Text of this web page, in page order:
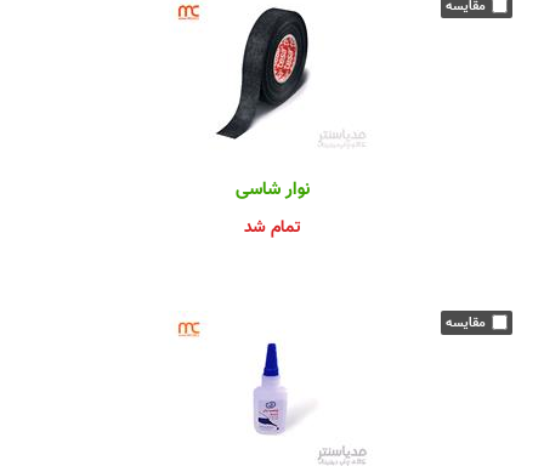
نوار شاسی
تمام شد